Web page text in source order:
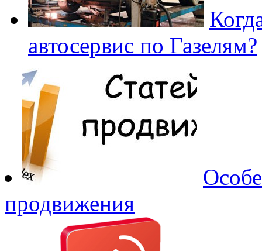
автосервис по Газелям?
продвижения